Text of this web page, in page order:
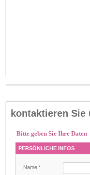
kontaktieren Sie
Bitte geben Sie Ihre Daten
PERSÖNLICHE INFOS
Name *